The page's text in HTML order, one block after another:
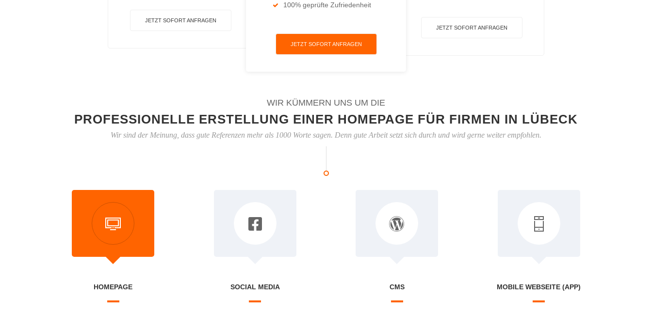
JETZT SOFORT ANFRAGEN
100% geprüfte Zufriedenheit
JETZT SOFORT ANFRAGEN
JETZT SOFORT ANFRAGEN
WIR KÜMMERN UNS UM DIE
PROFESSIONELLE ERSTELLUNG EINER HOMEPAGE FÜR FIRMEN IN LÜBECK
Wir sind der Meinung, dass gute Referenzen mehr als 1000 Worte sagen. Denn gute Arbeit setzt sich durch und wird gerne weiter empfohlen.
HOMEPAGE SOCIAL MEDIA CMS MOBILE WEBSEITE (APP)